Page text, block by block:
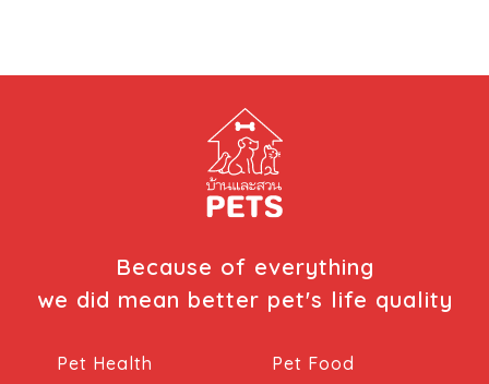
Because of everything
we did mean better pet's life quality
Pet Health
Pet Food